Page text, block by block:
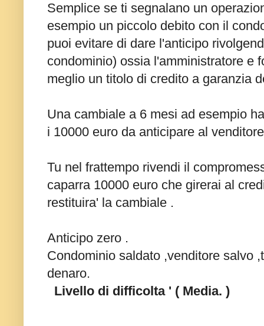
Semplice se ti segnalano un
esempio un piccolo debito con il
puoi evitare di dare l'anticipo
condominio) ossia l'amministratore e
meglio un titolo di credito a garanzia
Una cambiale a 6 mesi ad esempio
i 10000 euro da anticipare al
Tu nel frattempo rivendi il
caparra 10000 euro che girerai al
restituira' la cambiale .
Anticipo zero .
Condominio saldato ,venditore salvo
denaro.
Livello di difficolta ' ( Media. )